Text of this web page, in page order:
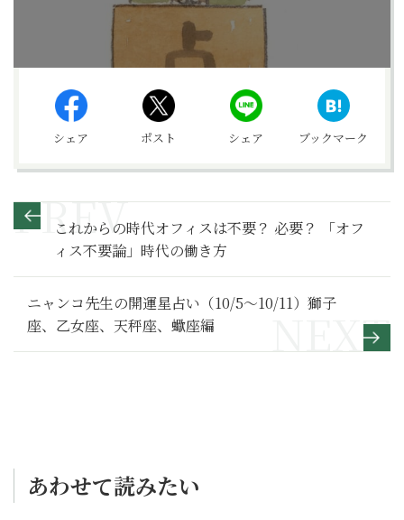
シェア ポスト シェア ブックマーク
これからの時代オフィスは不要？ 必要？ 「オフ
ィス不要論」時代の働き方
ニャンコ先生の開運星占い（10/5～10/11）獅子
座、乙女座、天秤座、蠍座編
あわせて読みたい